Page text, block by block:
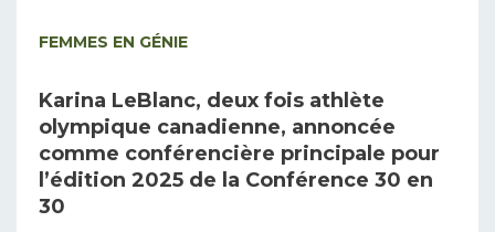
FEMMES EN GÉNIE
Karina LeBlanc, deux fois athlète
olympique canadienne, annoncée
comme conférencière principale pour
l’édition 2025 de la Conférence 30 en
30